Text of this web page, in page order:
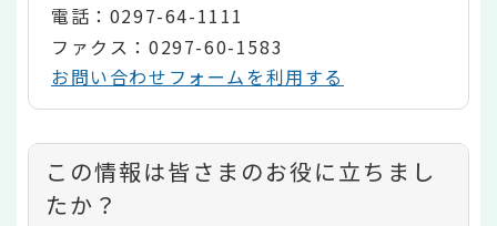
電話：0297-64-1111
ファクス：0297-60-1583
お問い合わせフォームを利用する
コ
ン
この情報は皆さまのお役に立ちまし
たか？